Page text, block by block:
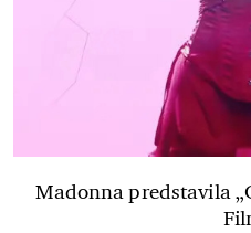
Madonna predstavila